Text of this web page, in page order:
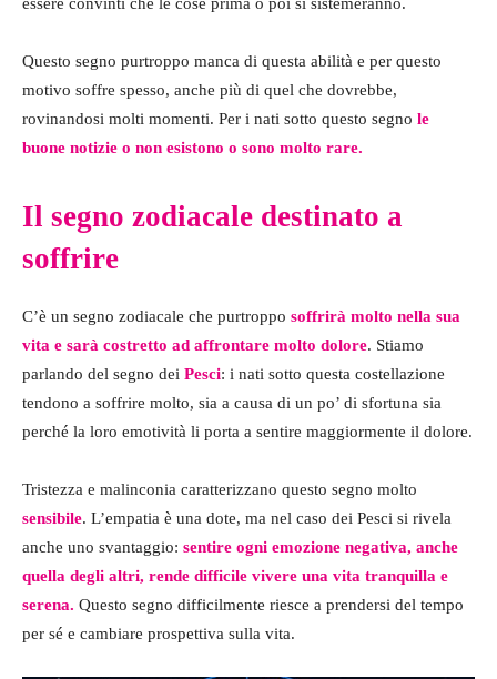
Questo segno purtroppo manca di questa abilità e per questo
motivo soffre spesso, anche più di quel che dovrebbe,
rovinandosi molti momenti. Per i nati sotto questo segno le
buone notizie o non esistono o sono molto rare.
Il segno zodiacale destinato a
soffrire
C’è un segno zodiacale che purtroppo soffrirà molto nella sua
vita e sarà costretto ad affrontare molto dolore. Stiamo
parlando del segno dei Pesci: i nati sotto questa costellazione
tendono a soffrire molto, sia a causa di un po’ di sfortuna sia
perché la loro emotività li porta a sentire maggiormente il dolore.
Tristezza e malinconia caratterizzano questo segno molto
sensibile. L’empatia è una dote, ma nel caso dei Pesci si rivela
anche uno svantaggio: sentire ogni emozione negativa, anche
quella degli altri, rende difficile vivere una vita tranquilla e
serena. Questo segno difficilmente riesce a prendersi del tempo
per sé e cambiare prospettiva sulla vita.